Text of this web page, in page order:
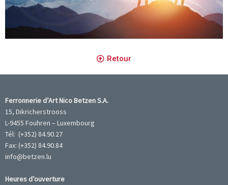
Retour
Ferronnerie d’Art Nico Betzen S.A.
15, Dikricherstrooss
L-9455 Fouhren – Luxembourg
Tél: (+352) 84.90.27
Fax: (+352) 84.90.84
info@betzen.lu
Heures d’ouverture